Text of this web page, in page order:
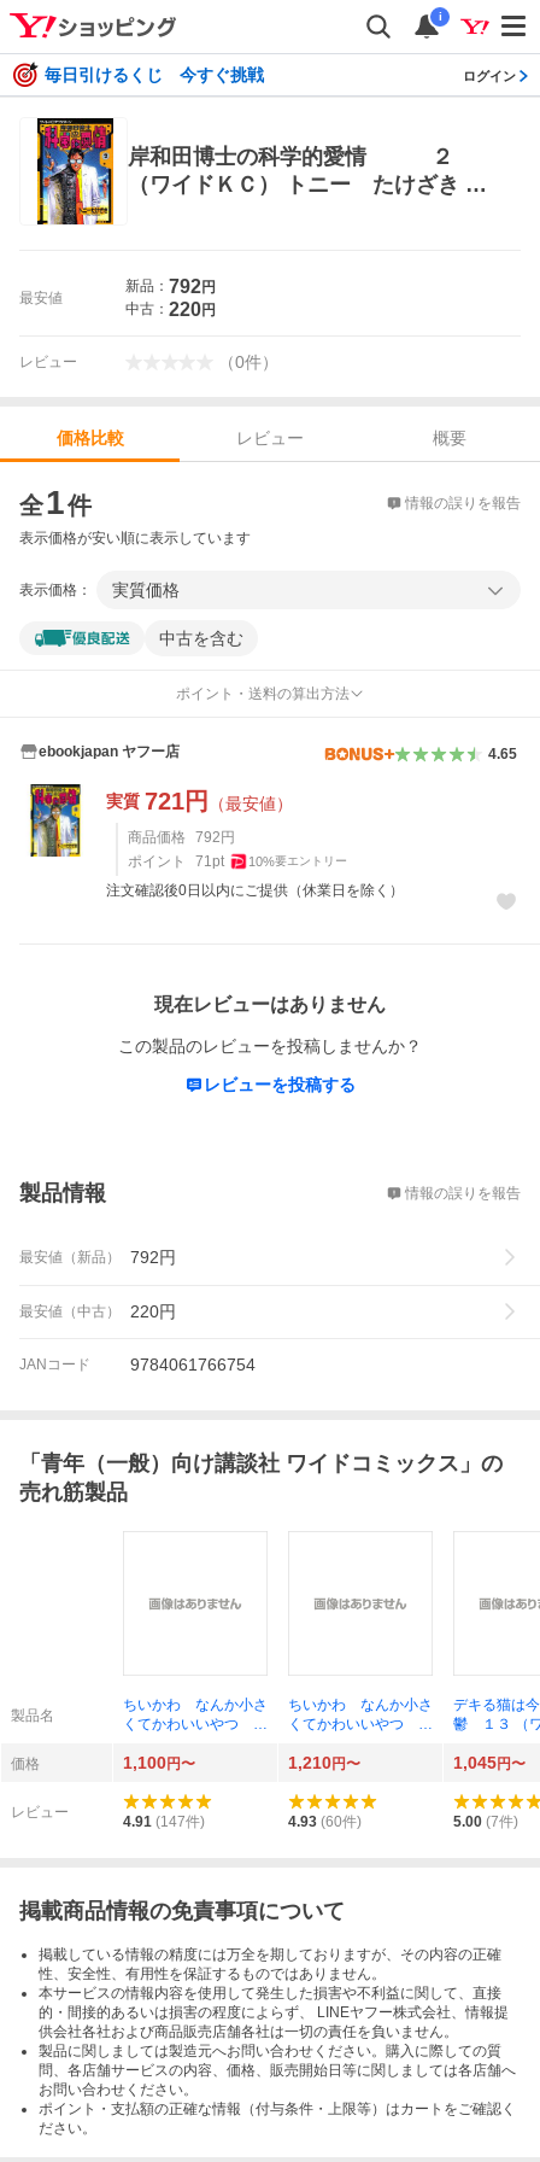
i
毎日引けるくじ 今すぐ挑戦 ログイン
岸和田博士の科学的愛情 ２
（ワイドＫＣ） トニー たけざき 青
最安値
新品： 792円
中古： 220円
レビュー （0件）
価格比較 レビュー
概要
全1件 情報の誤りを報告
表示価格が安い順に表示しています
表示価格： 実質価格
中古を含む
ポイント・送料の算出方法
ebookjapan ヤフー店 4.65
実質 721円 （最安値）
商品価格 792 円
ポイント
71pt 10%要エントリー
注文確認後0日以内にご提供（休業日を除く）
現在レビューはありません
この製品のレビューを投稿しませんか？
レビューを投稿する
製品情報 情報の誤りを報告
最安値（新品） 792円
最安値（中古） 220円
JANコード 9784061766754
「 青年（一般）向け講談社 ワイドコミックス 」の
売れ筋製品
製品名
ちいかわ なんか小さ
くてかわいいやつ １
ノ／著
ちいかわ なんか小さ
くてかわいいやつ ２
ノ／著
デキる猫は
鬱 １３ （
価格
1,100円〜 1,210円〜 1,045円〜
レビュー
4.91 (147件) 4.93 (60件) 5.00 (7件)
掲載商品情報の免責事項について
掲載している情報の精度には万全を期しておりますが、その内容の正確
性、安全性、有用性を保証するものではありません。
本サービスの情報内容を使用して発生した損害や不利益に関して、直接
的・間接的あるいは損害の程度によらず、 LINEヤフー株式会社、情報提
供会社各社および商品販売店舗各社は一切の責任を負いません。
製品に関しましては製造元へお問い合わせください。購入に際しての質
問、各店舗サービスの内容、価格、販売開始日等に関しましては各店舗へ
お問い合わせください。
ポイント・支払額の正確な情報（付与条件・上限等）はカートをご確認く
ださい。